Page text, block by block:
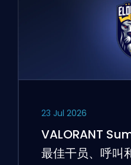
23 Jul 2026
VALORANT
最佳干员、呼叫